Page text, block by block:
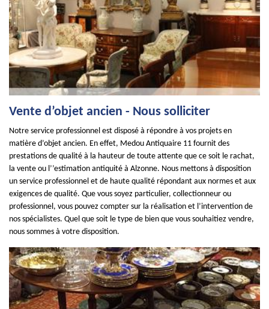
Vente d’objet ancien - Nous solliciter
Notre service professionnel est disposé à répondre à vos projets en
matière d’objet ancien. En effet, Medou Antiquaire 11 fournit des
prestations de qualité à la hauteur de toute attente que ce soit le rachat,
la vente ou l’’estimation antiquité à Alzonne. Nous mettons à disposition
un service professionnel et de haute qualité répondant aux normes et aux
exigences de qualité. Que vous soyez particulier, collectionneur ou
professionnel, vous pouvez compter sur la réalisation et l’intervention de
nos spécialistes. Quel que soit le type de bien que vous souhaitiez vendre,
nous sommes à votre disposition.